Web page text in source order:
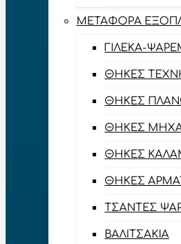
ΜΕΤΑΦΟΡΆ
ΓΙΛΈΚΑ-
ΘΉΚΕΣ
ΘΉΚΕΣ
ΘΉΚΕΣ
ΘΉΚΕΣ
ΘΉΚΕΣ
ΤΣΆΝΤΕΣ
ΒΑΛΙΤΣΆΚΙΑ